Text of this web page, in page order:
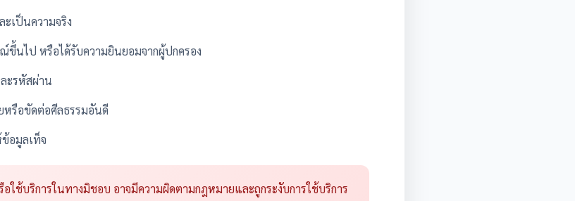
เป็นความจริง
นไป หรือได้รับความยินยอมจากผู้ปกครอง
ะรหัสผ่าน
หรือขัดต่อศีลธรรมอันดี
อมูลเท็จ
ใช้บริการในทางมิชอบ อาจมีความผิดตามกฎหมายและถูกระงับการใช้บริการ